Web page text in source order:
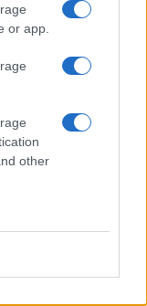
or app.
other
partite, le
di